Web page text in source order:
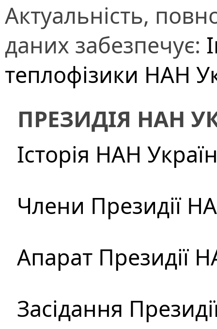
Актуальність,
даних забезпечує:
теплофізики НАН
ПРЕЗИДІЯ НАН
Історія НАН
Члени Президії
Апарат Президії
Засідання